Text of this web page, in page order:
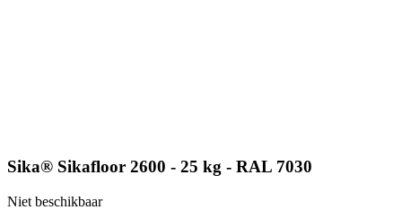
Sika® Sikafloor 2600 - 25 kg - RAL 7030
Niet beschikbaar